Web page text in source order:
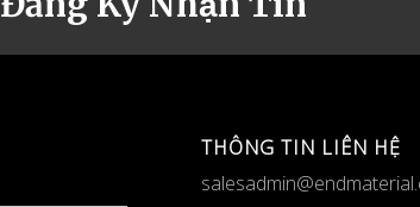
THÔNG TIN LIÊN HỆ